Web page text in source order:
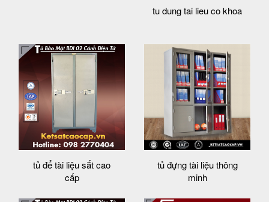
tu dung tai lieu co khoa
tủ để tài liệu sắt cao
cấp
tủ đựng tài liệu thông
minh